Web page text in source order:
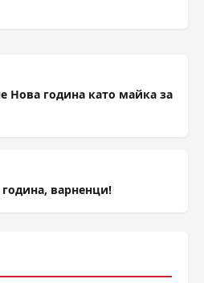
Нова година като майка за
варненци!